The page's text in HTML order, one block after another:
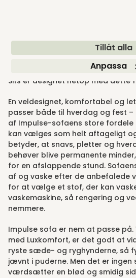
Tillåt alla
Anpassa
Når hverdagen kører derudad
der kan klare livet, som det
Sits er designet netop med dette
En veldesignet, komfortabel og
passer både til hverdag og fest –
af Impulse-sofaens store
kan vælges som helt aftageligt
betyder, at snavs, pletter og
behøver blive permanente
for en afslappende stund.
af og vaske efter de anbefalede
for at vælge et stof, der kan
vaskemaskine, så rengøring og
nemmere.
Impulse sofa er nem at passe
med Luxkomfort, er det godt at
ryste sæde- og ryghynderne, så
jævnt i puderne. Men det er ingen
værdsætter en blød og smidig